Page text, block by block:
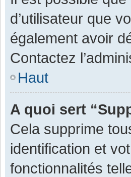
d’utilisateur que
également avoir
Contactez
Haut
A quoi sert
Cela supprime
identification et
fonctionnalités